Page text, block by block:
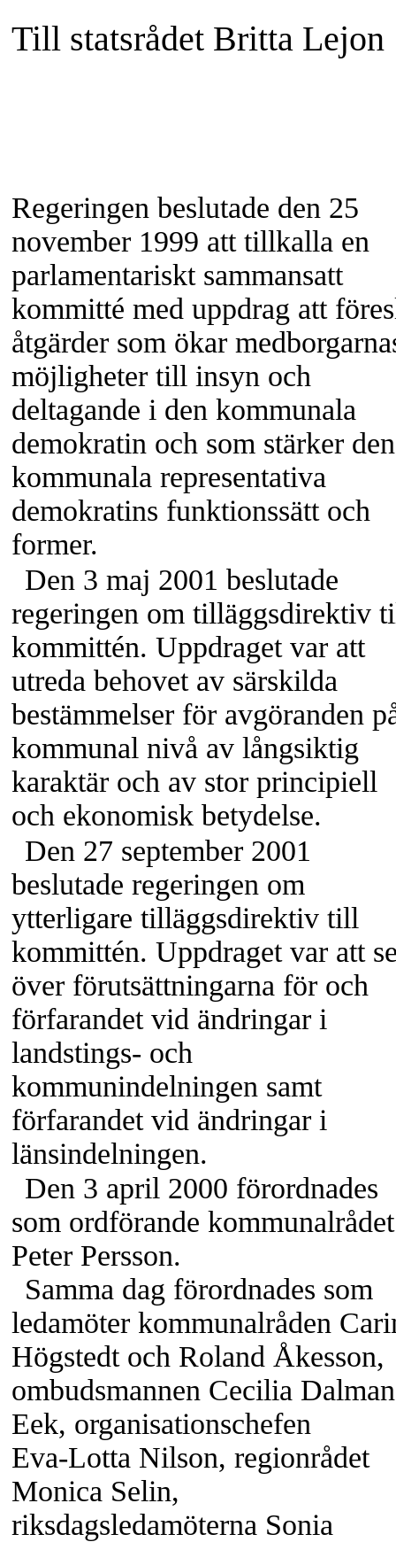
Till statsrådet Britta Lejon
Regeringen beslutade den 25
november 1999 att tillkalla en
parlamentariskt sammansatt
kommitté med uppdrag att
åtgärder som ökar
möjligheter till insyn och
deltagande i den kommunala
demokratin och som stärker den
kommunala representativa
demokratins funktionssätt och
former.
Den 3 maj 2001 beslutade
regeringen om tilläggsdirektiv
kommittén. Uppdraget var att
utreda behovet av särskilda
bestämmelser för avgöranden
kommunal nivå av långsiktig
karaktär och av stor principiell
och ekonomisk betydelse.
Den 27 september 2001
beslutade regeringen om
ytterligare tilläggsdirektiv till
kommittén. Uppdraget var att
över förutsättningarna för och
förfarandet vid ändringar i
landstings- och
kommunindelningen samt
förfarandet vid ändringar i
länsindelningen.
Den 3 april 2000 förordnades
som ordförande kommunalrådet
Peter Persson.
Samma dag förordnades som
ledamöter kommunalråden
Högstedt och Roland Åkesson,
ombudsmannen Cecilia Dalman
Eek, organisationschefen
Eva-Lotta Nilson, regionrådet
Monica Selin,
riksdagsledamöterna Sonia